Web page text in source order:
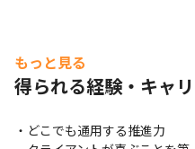
もっと見る
得られる経験・キャ
・どこでも通用する推進力